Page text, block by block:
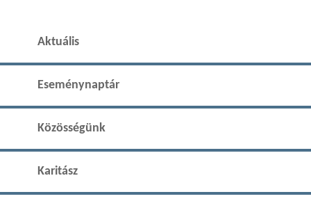
Aktuális
Eseménynaptár
Közösségünk
Karitász